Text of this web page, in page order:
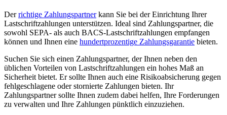
Derrichtige Zahlungspartnerkann Sie bei der Einrichtung Ihrer
Lastschriftzahlungen unterstützen. Ideal sind Zahlungspartner, die
sowohl SEPA- als auch BACS-Lastschriftzahlungen empfangen
können und Ihnen eine hundertprozentige Zahlungsgarantie bieten.
Suchen Sie sich einen Zahlungspartner, der Ihnen neben den
üblichen Vorteilen von Lastschriftzahlungen ein hohes Maß an
Sicherheit bietet. Er sollte Ihnen auch eine Risikoabsicherung gegen
fehlgeschlagene oder stornierte Zahlungen bieten. Ihr
Zahlungspartner sollte Ihnen zudem dabei helfen, Ihre Forderungen
zu verwalten und Ihre Zahlungen pünktlich einzuziehen.